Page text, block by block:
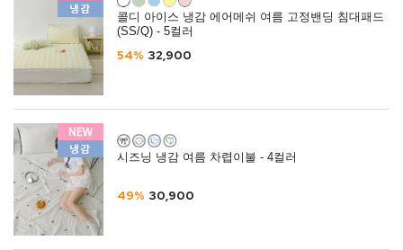
콜디 아이스 냉감 에어메쉬 여름 고정밴딩 침대패드
(SS/Q) - 5컬러
54% 32,900
시즈닝 냉감 여름 차렵이불 - 4컬러
49% 30,900